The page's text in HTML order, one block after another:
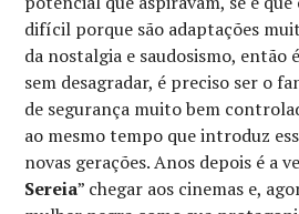
difícil porque são adaptações
da nostalgia e saudosismo, então
sem desagradar, é preciso ser o
de segurança muito bem
ao mesmo tempo que introduz
novas gerações. Anos depois é a
Sereia” chegar aos cinemas e,